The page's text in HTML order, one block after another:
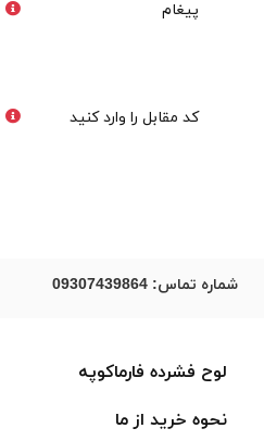
پیغام
کد مقابل را وارد کنید
شماره تماس: 09307439864
لوح فشرده فارماکوپه
نحوه خرید از ما